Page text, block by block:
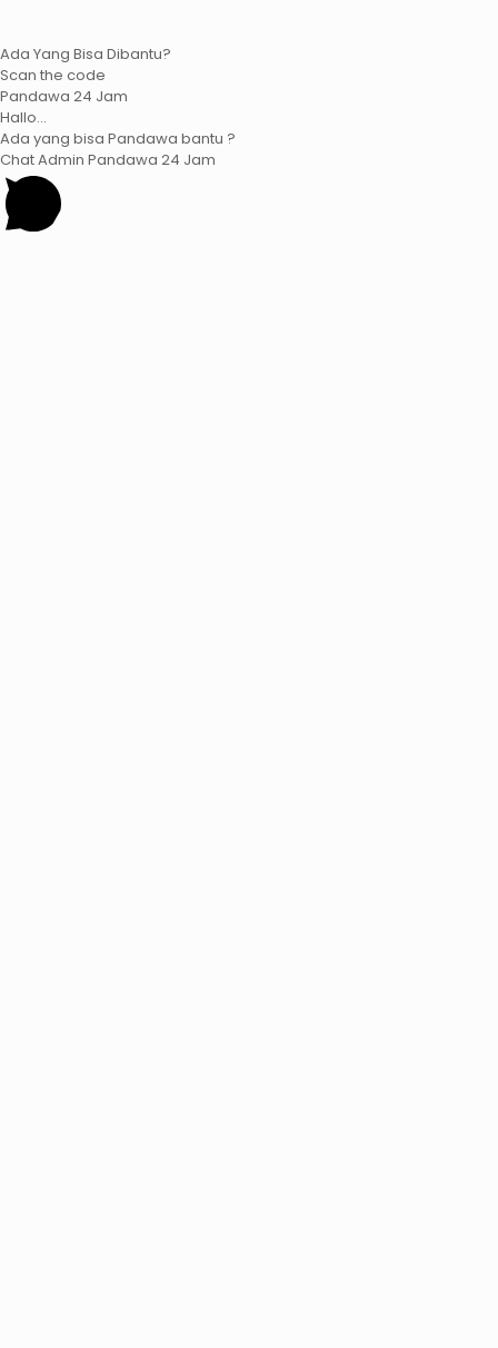
Ada Yang Bisa Dibantu?
Scan the code
Pandawa 24 Jam
Hallo...
Ada yang bisa Pandawa bantu ?
Chat Admin Pandawa 24 Jam